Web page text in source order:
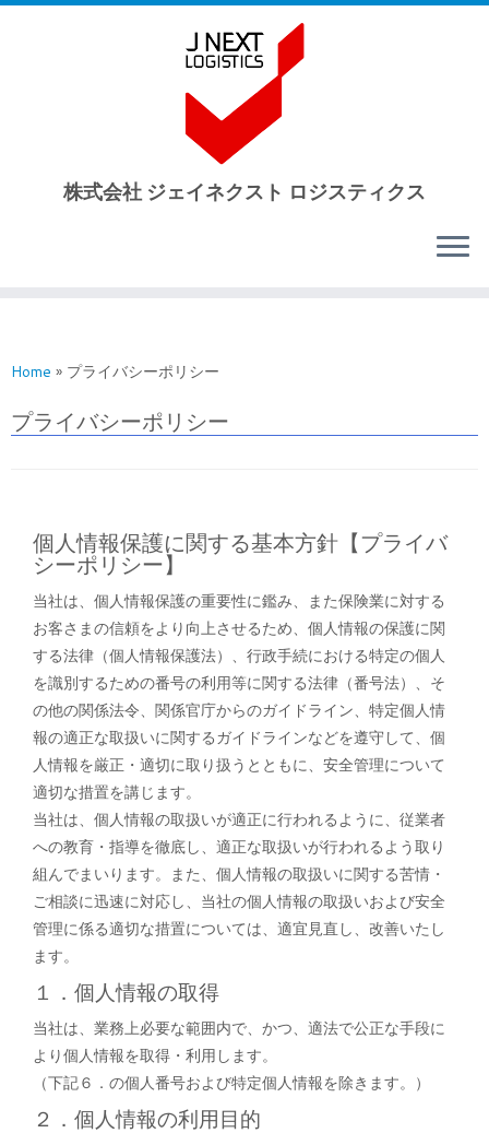
content
株式会社 ジェイネクスト ロジスティクス
Home » プライバシーポリシー
プライバシーポリシー
個人情報保護に関する基本方針【プライバ
シーポリシー】
当社は、個人情報保護の重要性に鑑み、また保険業に対する
お客さまの信頼をより向上させるため、個人情報の保護に関
する法律（個人情報保護法）、行政手続における特定の個人
を識別するための番号の利用等に関する法律（番号法）、そ
の他の関係法令、関係官庁からのガイドライン、特定個人情
報の適正な取扱いに関するガイドラインなどを遵守して、個
人情報を厳正・適切に取り扱うとともに、安全管理について
適切な措置を講じます。
当社は、個人情報の取扱いが適正に行われるように、従業者
への教育・指導を徹底し、適正な取扱いが行われるよう取り
組んでまいります。また、個人情報の取扱いに関する苦情・
ご相談に迅速に対応し、当社の個人情報の取扱いおよび安全
管理に係る適切な措置については、適宜見直し、改善いたし
ます。
１．個人情報の取得
当社は、業務上必要な範囲内で、かつ、適法で公正な手段に
より個人情報を取得・利用します。
（下記６．の個人番号および特定個人情報を除きます。）
２．個人情報の利用目的